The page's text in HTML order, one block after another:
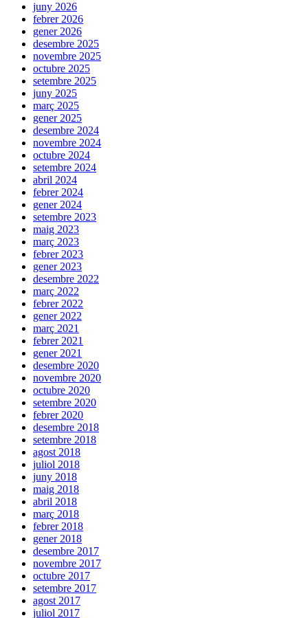
juny 2026
febrer 2026
gener 2026
desembre 2025
novembre 2025
octubre 2025
setembre 2025
juny 2025
març 2025
gener 2025
desembre 2024
novembre 2024
octubre 2024
setembre 2024
abril 2024
febrer 2024
gener 2024
setembre 2023
maig 2023
març 2023
febrer 2023
gener 2023
desembre 2022
març 2022
febrer 2022
gener 2022
març 2021
febrer 2021
gener 2021
desembre 2020
novembre 2020
octubre 2020
setembre 2020
febrer 2020
desembre 2018
setembre 2018
agost 2018
juliol 2018
juny 2018
maig 2018
abril 2018
març 2018
febrer 2018
gener 2018
desembre 2017
novembre 2017
octubre 2017
setembre 2017
agost 2017
juliol 2017